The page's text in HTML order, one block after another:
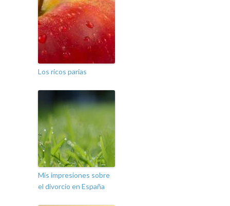
Los ricos parias
Mis impresiones sobre
el divorcio en España